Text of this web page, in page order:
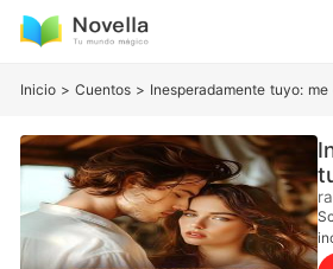
Inicio > Cuentos >